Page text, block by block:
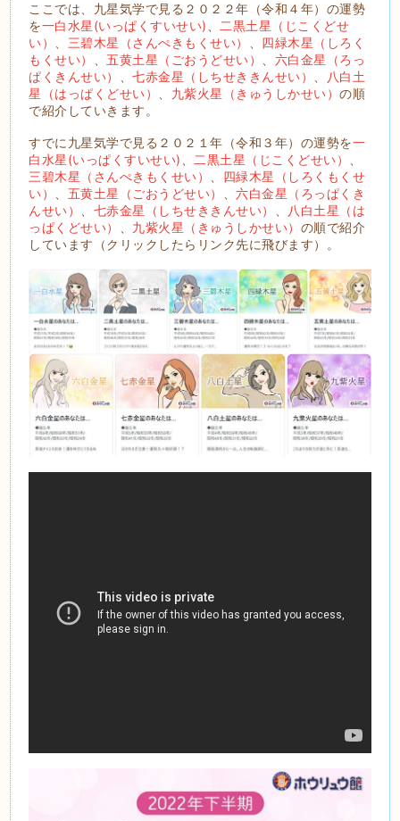
ここでは、九星気学で見る２０２２年（令和４年）の運勢
を一白水星(いっぱくすいせい)
二黒土星（じこくどせ
い）
三碧木星（さんぺきもくせい）
四緑木星（しろく
もくせい）
、五黄土星（ごおうどせい）
六白金星（ろっ
ぱくきんせい）
、七赤金星（しちせききんせい）
八白土
星（はっぱくどせい）
九紫火星（きゅうしかせい）の順
で紹介していきます。
すでに九星気学で見る２０２１年（令和３年）の運勢を一
白水星(いっぱくすいせい)
二黒土星（じこくどせい）
三碧木星（さんぺきもくせい）
四緑木星（しろくもくせ
い）
五黄土星（ごおうどせい） 、六白金星（ろっぱくき
んせい）
七赤金星（しちせききんせい）
八白土星（は
っぱくどせい）
九紫火星（きゅうしかせい） の順で紹介
しています（クリックしたらリンク先に飛びます）。